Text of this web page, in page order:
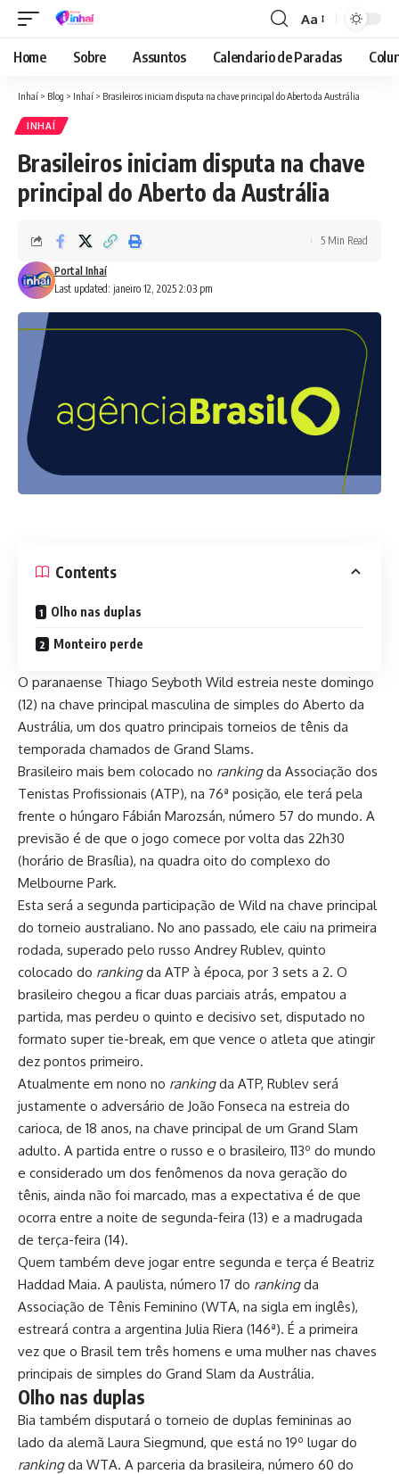
Font
Resizer
Aa
Home Sobre Assuntos Calendario de Paradas
Inhaí > Blog > Inhaí > Brasileiros iniciam disputa na chave principal do Aberto da Austrália
INHAÍ
Brasileiros iniciam disputa na chave
principal do Aberto da Austrália
Last updated: janeiro 12, 2025 2:03 pm
Portal Inhaí
5 Min Read
Contents
Olho nas duplas
Monteiro perde
O paranaense Thiago Seyboth Wild estreia neste domingo
(12) na chave principal masculina de simples do Aberto da
Austrália, um dos quatro principais torneios de tênis da
temporada chamados de Grand Slams.
Brasileiro mais bem colocado no rankingda Associação dos
Tenistas Profissionais (ATP), na 76ª posição, ele terá pela
frente o húngaro Fábián Marozsán, número 57 do mundo. A
previsão é de que o jogo comece por volta das 22h30
(horário de Brasília), na quadra oito do complexo do
Melbourne Park.
Esta será a segunda participação de Wild na chave principal
do torneio australiano. No ano passado, ele caiu na primeira
rodada, superado pelo russo Andrey Rublev, quinto
colocado do rankingda ATP à época, por 3 sets a 2. O
brasileiro chegou a ficar duas parciais atrás, empatou a
partida, mas perdeu o quinto e decisivo set, disputado no
formato super tie-break, em que vence o atleta que atingir
dez pontos primeiro.
Atualmente em nono no rankingda ATP, Rublev será
justamente o adversário de João Fonseca na estreia do
carioca, de 18 anos, na chave principal de um Grand Slam
adulto. A partida entre o russo e o brasileiro, 113º do mundo
e considerado um dos fenômenos da nova geração do
tênis, ainda não foi marcado, mas a expectativa é de que
ocorra entre a noite de segunda-feira (13) e a madrugada
de terça-feira (14).
Quem também deve jogar entre segunda e terça é Beatriz
Haddad Maia. A paulista, número 17 do rankingda
Associação de Tênis Feminino (WTA, na sigla em inglês),
estreará contra a argentina Julia Riera (146ª). É a primeira
vez que o Brasil tem três homens e uma mulher nas chaves
principais de simples do Grand Slam da Austrália.
Olho nas duplas
Bia também disputará o torneio de duplas femininas ao
lado da alemã Laura Siegmund, que está no 19º lugar do
rankingda WTA. A parceria da brasileira, número 60 do